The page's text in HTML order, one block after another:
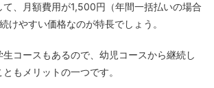
て、月額費用が1,500円（年間一括払いの場合
けやすい価格なのが特長でしょう。
コースもあるので、幼児コースから継続し
もメリットの一つです。